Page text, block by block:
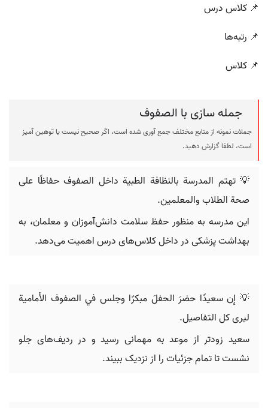
📌 کلاس درس
📌 رتبه‌ها
📌 کلاس
جمله سازی با الصفوف
جملات نمونه از منابع مختلف جمع آوری شده است، اگر صحیح نیست یا توهین آمیز
است، لطفا گزارش دهید.
💡 تهتم المدرسة بالنظافة الطبية داخل الصفوف حفاظًا على
صحة الطلاب والمعلمين.
این مدرسه به منظور حفظ سلامت دانش‌آموزان و معلمان، به
بهداشت پزشکی در داخل کلاس‌های درس اهمیت می‌دهد.
💡 إن سعيدًا حضرَ الحفلَ مبكرًا وجلس في الصفوف الأمامية
ليرى كل التفاصيل.
سعید زودتر از موعد به مهمانی رسید و در ردیف‌های جلو
نشست تا تمام جزئیات را از نزدیک ببیند.